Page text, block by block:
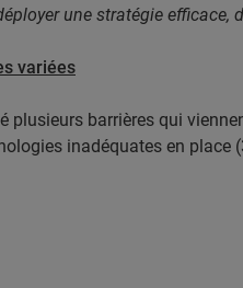
une stratégie efficace,
variées
plusieurs barrières qui
inadéquates en